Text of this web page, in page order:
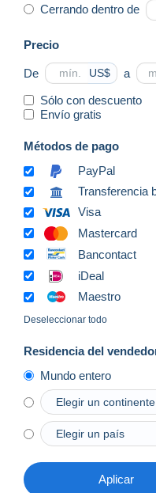
Cerrando dentro de
Precio
De US$ a
Sólo con descuento
Envío gratis
Métodos de pago
PayPal
Transferencia
Visa
Mastercard
Bancontact
iDeal
Maestro
Deseleccionar todo
Residencia del
Mundo entero
Aplicar